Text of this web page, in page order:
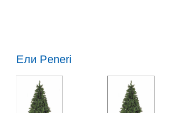
Ели Peneri